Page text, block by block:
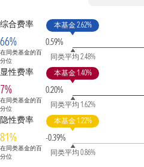
综合费率
66%
在同类基金的百
分位
0.59%
本基金 2.62%
同类平均 2.48%
显性费率
7%
在同类基金的百
分位
0.20%
本基金 1.40%
同类平均 1.62%
隐性费率
81%
在同类基金的百
分位
-0.39%
本基金 1.22%
同类平均 0.86%